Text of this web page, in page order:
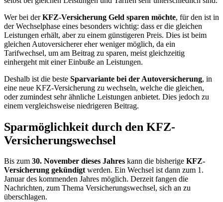
Wer bei derKFZ-Versicherung Geld sparen möchte, für den ist in
der Wechselphase eines besonders wichtig: dass er die gleichen
Leistungen erhält, aber zu einem günstigeren Preis. Dies ist beim
gleichen Autoversicherer eher weniger möglich, da ein
Tarifwechsel, um am Beitrag zu sparen, meist gleichzeitig
einhergeht mit einer Einbuße an Leistungen.
Deshalb ist die beste Sparvariante bei der Autoversicherung, in
eine neue KFZ-Versicherung zu wechseln, welche die gleichen,
oder zumindest sehr ähnliche Leistungen anbietet. Dies jedoch zu
einem vergleichsweise niedrigeren Beitrag.
Sparmöglichkeit durch den KFZ-
Versicherungswechsel
Bis zum 30. November dieses Jahres kann die bisherige KFZ-
Versicherung gekündigtwerden. Ein Wechsel ist dann zum 1.
Januar des kommenden Jahres möglich. Derzeit fangen die
Nachrichten, zum Thema Versicherungswechsel, sich an zu
überschlagen.